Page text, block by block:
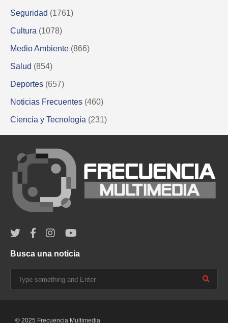
Seguridad (1761)
Cultura (1078)
Medio Ambiente (866)
Salud (854)
Deportes (657)
Noticias Frecuentes (460)
Ciencia y Tecnología (231)
Busca una noticia
© 2025 Frecuencia Multimedia